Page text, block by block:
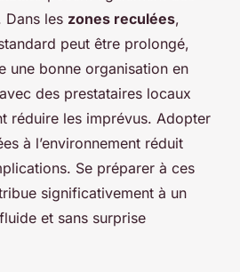
Dans les zones reculées,
peut être prolongé,
une bonne organisation en
des prestataires locaux
réduire les imprévus. Adopter
à l’environnement réduit
Se préparer à ces
significativement à un
et sans surprise